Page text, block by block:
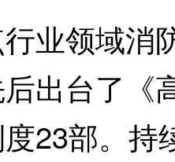
领域消
出台了《
23部。持